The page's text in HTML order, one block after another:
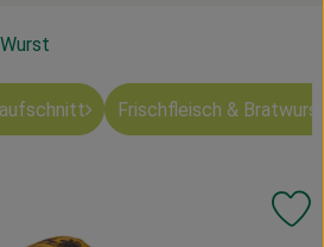
Frischfleisch &